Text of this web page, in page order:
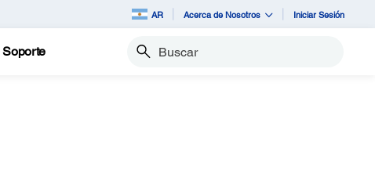
AR Acerca de Nosotros Iniciar Sesión
Soporte Buscar